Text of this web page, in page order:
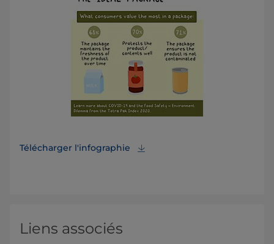
Télécharger l'infographie
Liens associés